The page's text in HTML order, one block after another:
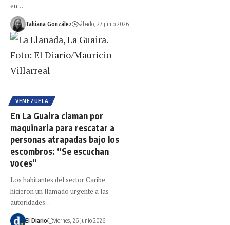
en…
Tahiana González sábado, 27 junio 2026
VENEZUELA
En La Guaira claman por
maquinaria para rescatar a
personas atrapadas bajo los
escombros: “Se escuchan
voces”
Los habitantes del sector Caribe
hicieron un llamado urgente a las
autoridades…
El Diario viernes, 26 junio 2026